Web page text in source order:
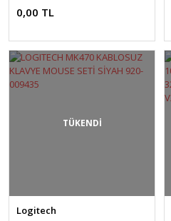
0,00 TL
TÜKENDİ
Logitech